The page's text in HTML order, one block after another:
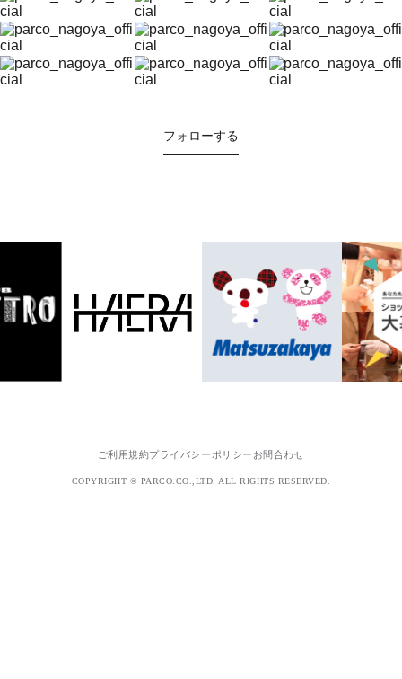
フォローする
ご利用規約プライバシーポリシー お問合わせ
COPYRIGHT © PARCO.CO.,LTD. ALL RIGHTS RESERVED.